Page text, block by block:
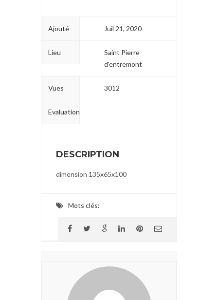
Ajouté Juil 21, 2020
Lieu
Saint Pierre
d'entremont
Vues 3012
Evaluation
DESCRIPTION
dimension 135x65x100
Mots clés: